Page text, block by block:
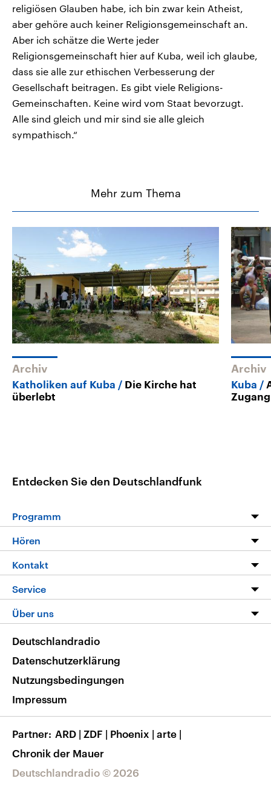
religiösen Glauben habe, ich bin zwar kein Atheist,
aber gehöre auch keiner Religionsgemeinschaft an.
Aber ich schätze die Werte jeder
Religionsgemeinschaft hier auf Kuba, weil ich glaube,
dass sie alle zur ethischen Verbesserung der
Gesellschaft beitragen. Es gibt viele Religions-
Gemeinschaften. Keine wird vom Staat bevorzugt.
Alle sind gleich und mir sind sie alle gleich
sympathisch.“
Mehr zum Thema
Archiv
Katholiken auf Kuba
Die Kirche hat
überlebt
Archiv
Kuba
Entdecken Sie den Deutschlandfunk
Programm
Programm
Die Nachrichten
Nachrichtenleicht
Neue Beiträge auf dlf.de
Hören
Livestream
Podcasts
Deutschlandfunk App
Nachrichten App
Frequenzen
Kontakt
Hörerservice
Service
FAQ
Veranstaltungen
Musikliste
RSS
Über uns
Barrierefreiheit
Deutschlandradio © 2026
Deutschlandradio
Datenschutzerklärung
Nutzungsbedingungen
Impressum
Partner ARD | ZDF | Phoenix | arte |
Chronik der Mauer